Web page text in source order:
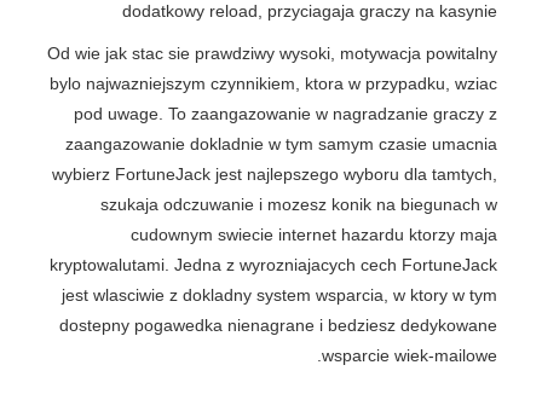
dodatkowy reload, przyciagaja graczy na kasynie
Od wie jak stac sie prawdziwy wysoki, motywacja powitalny
bylo najwazniejszym czynnikiem, ktora w przypadku, wziac
pod uwage. To zaangazowanie w nagradzanie graczy z
zaangazowanie dokladnie w tym samym czasie umacnia
wybierz FortuneJack jest najlepszego wyboru dla tamtych,
szukaja odczuwanie i mozesz konik na biegunach w
cudownym swiecie internet hazardu ktorzy maja
kryptowalutami. Jedna z wyrozniajacych cech FortuneJack
jest wlasciwie z dokladny system wsparcia, w ktory w tym
dostepny pogawedka nienagrane i bedziesz dedykowane
wsparcie wiek-mailowe.